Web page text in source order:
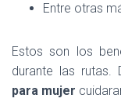
Entre otras
Estos son los
durante las rutas.
para mujer